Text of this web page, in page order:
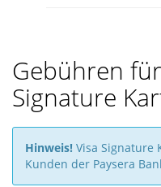
Gebühren
Signature
Hinweis! Visa Signature
Kunden der Paysera